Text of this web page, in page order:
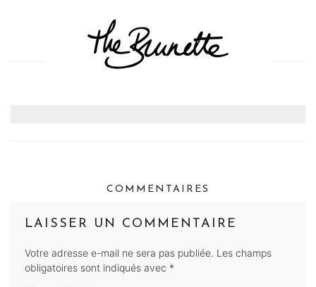
COMMENTAIRES
LAISSER UN COMMENTAIRE
Votre adresse e-mail ne sera pas publiée. Les champs
obligatoires sont indiqués avec *